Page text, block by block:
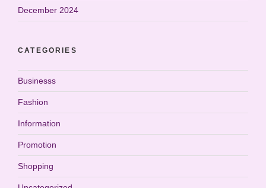
December 2024
CATEGORIES
Businesss
Fashion
Information
Promotion
Shopping